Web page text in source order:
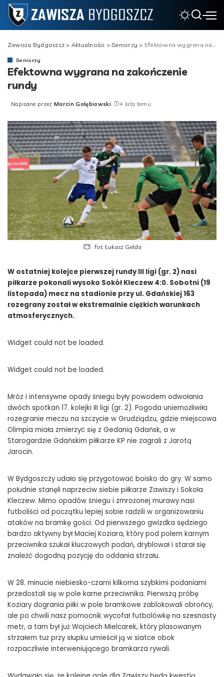
Zawisza Bydgoszcz > Aktualności >Seniorzy > Efektowna wygrana na zakończenie rundy
Seniorzy
Efektowna wygrana na zakończenie
rundy
Posted
Napisane przez Marcin Gołębiowski 4 lata temu
fot. Łukasz Gełda
W ostatniej kolejce pierwszej rundy III ligi (gr. 2) nasi
piłkarze pokonali wysoko Sokół Kleczew 4:0. Sobotni (19
listopada) mecz na stadionie przy ul. Gdańskiej 163
rozegrany został w ekstremalnie ciężkich warunkach
atmosferycznych.
Widget could not be loaded.
Widget could not be loaded.
Mróz i intensywne opady śniegu były powodem odwołania
dwóch spotkań 17. kolejki III ligi (gr. 2). Pogoda uniemożliwiła
rozegranie meczu na szczycie w Grudziądzu, gdzie miejscowa
Olimpia miała zmierzyć się z Gedanią Gdańsk, a w
Starogardzie Gdańskim piłkarze KP nie zagrali z Jarotą
Jarocin.
W Bydgoszczy udało się przygotować boisko do gry. W samo
południe stanęli naprzeciw siebie piłkarze Zawiszy i Sokoła
Kleczew. Mimo opadów śniegu i zmrożonej murawy nasi
futboliści od początku lepiej sobie radzili w organizowaniu
ataków na bramkę gości. Od pierwszego gwizdka sędziego
bardzo aktywny był Maciej Koziara, który pod polem karnym
przeciwnika szukał kluczowych podań, dryblował i starał się
znaleźć dogodną pozycję do oddania strzału.
W 28. minucie niebiesko-czarni kilkoma szybkimi podaniami
przedostali się w pole karne przeciwnika. Pierwszą próbę
Koziary dogrania piłki w pole bramkowe zablokowali obrońcy,
ale po chwili nasz pomocnik wycofał futbolówkę na szesnasty
metr, a tam był już Wojciech Mielcarek, który plasowanym
strzałem tuż przy słupku umieścił ją w siatce obok
rozpaczliwie interweniującego bramkarza rywali.